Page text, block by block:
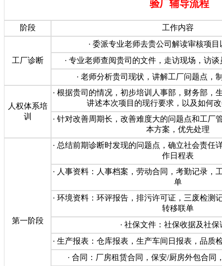
验厂辅导流程
阶段 工作内容
工厂诊断
· 委派专业老师去贵公司解读审核项
· 专业老师查阅贵司的文件，走访现场，访
· 老师分析贵司现状，讲解工厂问题点，
人权体系培
训
· 根据贵司的情况，初步培训人事部，财务部，
讲述本次项目的现行要求，以及如何
· 针对改善周期长，改善难度大的问题点和工厂
本方案，优先处理
第一阶段
· 总结前期诊断时发现的问题点，确立社会责任
作日程表
· 人事资料：人事档案，劳动合同，考勤记录，
单
· 环境资料：环评报告，排污许可证，三废检测
转移联单
· 社保文件：社保收据及社保
· 生产报表：仓库报表，生产车间日报表，品质
· 合同：厂房租赁合同，保安/厨房外包合同